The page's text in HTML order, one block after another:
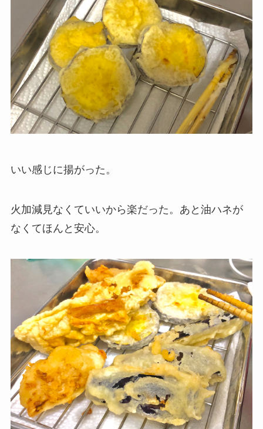
いい感じに揚がった。
火加減見なくていいから楽だった。あと油ハネが
なくてほんと安心。